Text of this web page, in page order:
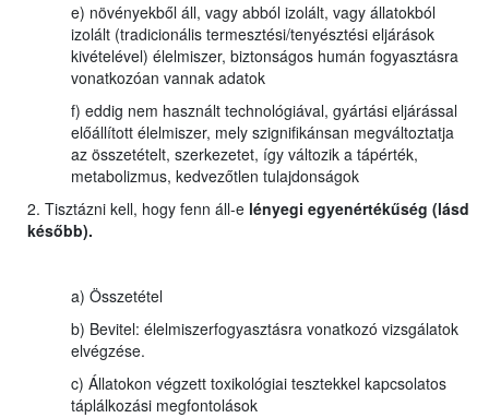
e) növényekből áll, vagy abból izolált, vagy állatokból
izolált (tradicionális termesztési/tenyésztési eljárások
kivételével) élelmiszer, biztonságos humán fogyasztásra
vonatkozóan vannak adatok
f) eddig nem használt technológiával, gyártási eljárással
előállított élelmiszer, mely szignifikánsan megváltoztatja
az összetételt, szerkezetet, így változik a tápérték,
metabolizmus, kedvezőtlen tulajdonságok
2. Tisztázni kell, hogy fenn áll-e lényegi egyenértékűség (lásd
később).
a) Összetétel
b) Bevitel: élelmiszerfogyasztásra vonatkozó vizsgálatok
elvégzése.
c) Állatokon végzett toxikológiai tesztekkel kapcsolatos
táplálkozási megfontolások